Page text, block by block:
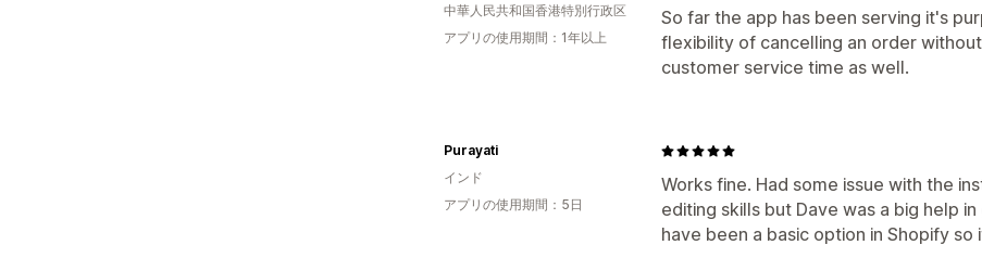
So far the app has been serving it's
flexibility of cancelling an order
customer service time as well.
中華人民共和国香港特別行政区
アプリの使用期間：1年以上
Works fine. Had some issue with the
editing skills but Dave was a big help
have been a basic option in Shopify
Purayati
インド
アプリの使用期間：5日